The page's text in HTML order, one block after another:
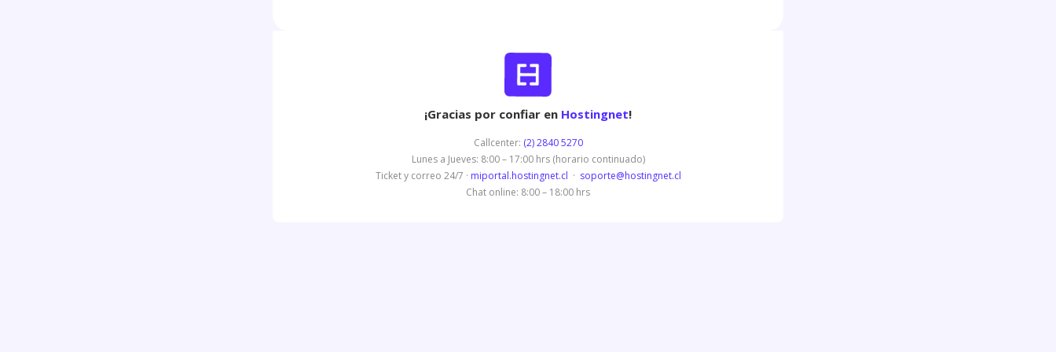
¡Gracias por confiar en Hostingnet!
Callcenter: (2) 2840 5270
Lunes a Jueves: 8:00 – 17:00 hrs (horario continuado)
Ticket y correo 24/7 · miportal.hostingnet.cl · soporte@hostingnet.cl
Chat online: 8:00 – 18:00 hrs